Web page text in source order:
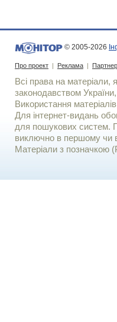
© 2005-2026
Про проект | Реклама |
Всі права на матеріали,
законодавством
Використання
Для iнтернет-видань
для пошукових систем.
виключно в першому чи
Матеріали з позначкою